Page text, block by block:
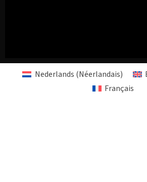
Nederlands (Néerlandais)
Français